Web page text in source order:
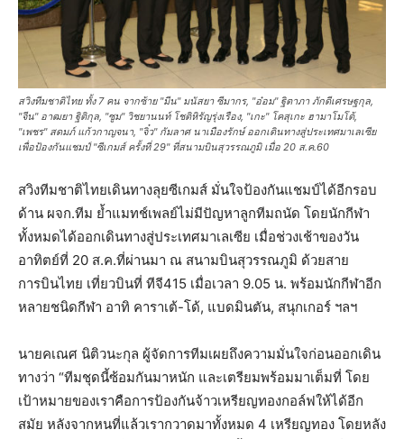
สวิงทีมชาติไทย ทั้ง 7 คน จากซ้าย "มีน" มนัสยา ซีมากร, "อ๋อม" ฐิตาภา ภักดีเศรษฐกุล,
"จีน" อาฒยา ฐิติกุล, "ซูม" วิชยานนท์ โชติหิรัญรุ่งเรือง, "เกะ" โคสุเกะ ฮามาโมโต้,
"เพชร" สดมภ์ แก้วกาญจนา, "จิ๋ว" กัมลาศ นาเมืองรักษ์ ออกเดินทางสู่ประเทศมาเลเซีย
เพื่อป้องกันแชมป์ "ซีเกมส์ ครั้งที่ 29" ที่สนามบินสุวรรณภูมิ เมื่อ 20 ส.ค.60
สวิงทีมชาติไทยเดินทางลุยซีเกมส์ มั่นใจป้องกันแชมป์ได้อีกรอบ
ด้าน ผจก.ทีม ย้ำแมทช์เพลย์ไม่มีปัญหาลูกทีมถนัด โดยนักกีฬา
ทั้งหมดได้ออกเดินทางสู่ประเทศมาเลเซีย เมื่อช่วงเช้าของวัน
อาทิตย์ที่ 20 ส.ค.ที่ผ่านมา ณ สนามบินสุวรรณภูมิ ด้วยสาย
การบินไทย เที่ยวบินที่ ทีจี415 เมื่อเวลา 9.05 น. พร้อมนักกีฬาอีก
หลายชนิดกีฬา อาทิ คาราเต้-โด้, แบดมินตัน, สนุกเกอร์ ฯลฯ
นายคเณศ นิติวนะกุล ผู้จัดการทีมเผยถึงความมั่นใจก่อนออกเดิน
ทางว่า “ทีมชุดนี้ซ้อมกันมาหนัก และเตรียมพร้อมมาเต็มที่ โดย
เป้าหมายของเราคือการป้องกันจ้าวเหรียญทองกอล์ฟให้ได้อีก
สมัย หลังจากหนที่แล้วเรากวาดมาทั้งหมด 4 เหรียญทอง โดยหลัง